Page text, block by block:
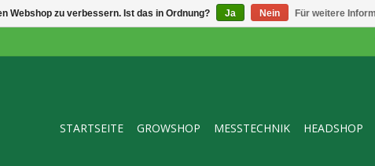
STARTSEITE GROWSHOP MESSTECHNIK HEADSHOP
Webshop zu verbessern. Ist das in Ordnung? Ja Nein Für weitere